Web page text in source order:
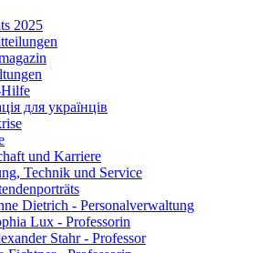
2025
для українців
und Karriere
Technik und Service
Dietrich - Personalverwaltung
Lux - Professorin
Stahr - Professor